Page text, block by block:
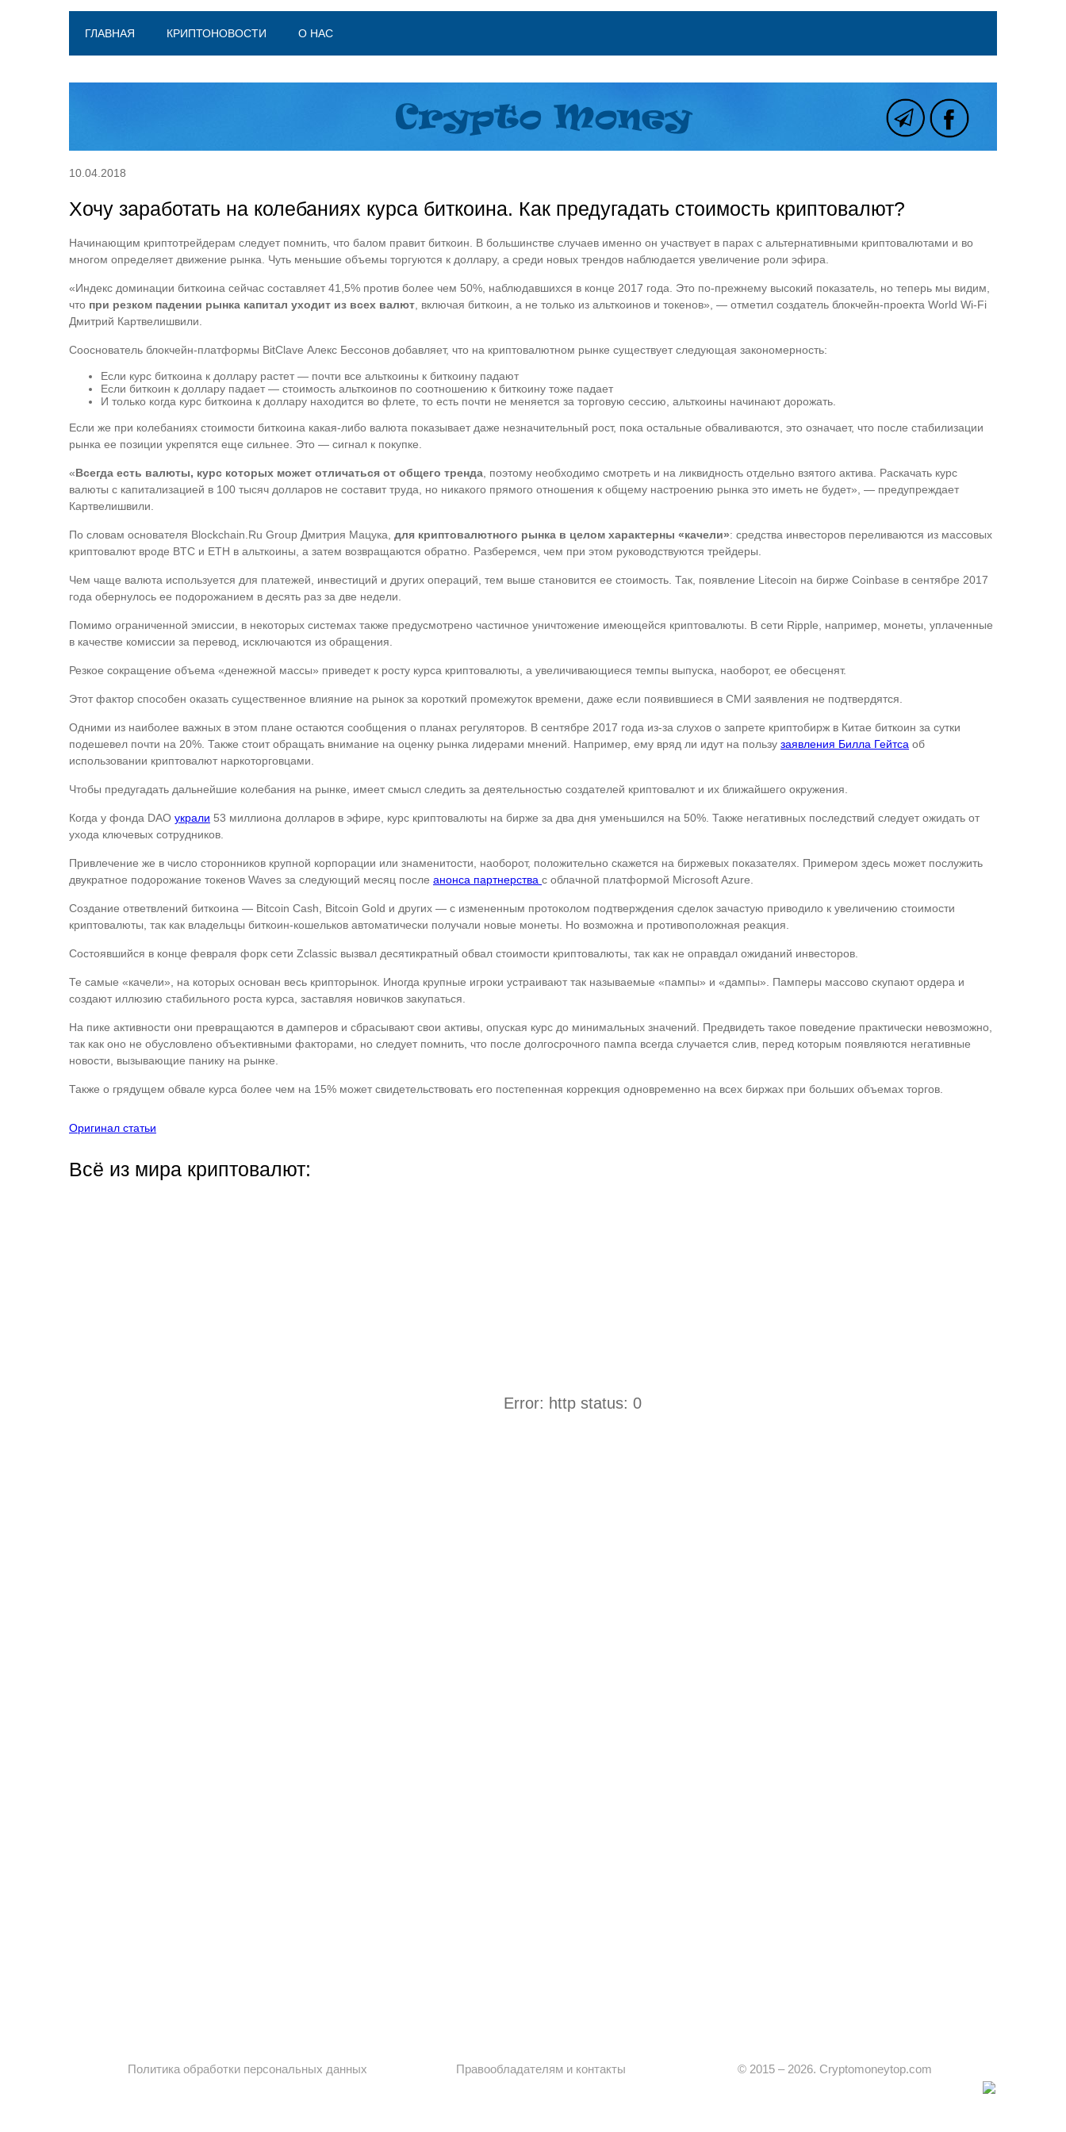
ГЛАВНАЯ КРИПТОНОВОСТИ О НАС
10.04.2018
Хочу заработать на колебаниях курса биткоина. Как предугадать стоимость криптовалют?
Начинающим криптотрейдерам следует помнить, что балом правит биткоин. В большинстве случаев именно он участвует в парах с альтернативными криптовалютами и во
многом определяет движение рынка. Чуть меньшие объемы торгуются к доллару, а среди новых трендов наблюдается увеличение роли эфира.
«Индекс доминации биткоина сейчас составляет 41,5% против более чем 50%, наблюдавшихся в конце 2017 года. Это по-прежнему высокий показатель, но теперь мы видим,
что при резком падении рынка капитал уходит из всех валют , включая биткоин, а не только из альткоинов и токенов», — отметил создатель блокчейн-проекта World Wi-Fi
Дмитрий Картвелишвили.
Сооснователь блокчейн-платформы BitClave Алекс Бессонов добавляет, что на криптовалютном рынке существует следующая закономерность:
Если курс биткоина к доллару растет — почти все альткоины к биткоину падают
Если биткоин к доллару падает — стоимость альткоинов по соотношению к биткоину тоже падает
И только когда курс биткоина к доллару находится во флете, то есть почти не меняется за торговую сессию, альткоины начинают дорожать.
Если же при колебаниях стоимости биткоина какая-либо валюта показывает даже незначительный рост, пока остальные обваливаются, это означает, что после стабилизации
рынка ее позиции укрепятся еще сильнее. Это — сигнал к покупке.
«Всегда есть валюты, курс которых может отличаться от общего тренда , поэтому необходимо смотреть и на ликвидность отдельно взятого актива. Раскачать курс
валюты с капитализацией в 100 тысяч долларов не составит труда, но никакого прямого отношения к общему настроению рынка это иметь не будет», — предупреждает
Картвелишвили.
По словам основателя Blockchain.Ru Group Дмитрия Мацука, для криптовалютного рынка в целом характерны «качели»: средства инвесторов переливаются из массовых
криптовалют вроде BTC и ETH в альткоины, а затем возвращаются обратно. Разберемся, чем при этом руководствуются трейдеры.
Чем чаще валюта используется для платежей, инвестиций и других операций, тем выше становится ее стоимость. Так, появление Litecoin на бирже Coinbase в сентябре 2017
года обернулось ее подорожанием в десять раз за две недели.
Помимо ограниченной эмиссии, в некоторых системах также предусмотрено частичное уничтожение имеющейся криптовалюты. В сети Ripple, например, монеты, уплаченные
в качестве комиссии за перевод, исключаются из обращения.
Резкое сокращение объема «денежной массы» приведет к росту курса криптовалюты, а увеличивающиеся темпы выпуска, наоборот, ее обесценят.
Этот фактор способен оказать существенное влияние на рынок за короткий промежуток времени, даже если появившиеся в СМИ заявления не подтвердятся.
Одними из наиболее важных в этом плане остаются сообщения о планах регуляторов. В сентябре 2017 года из-за слухов о запрете криптобирж в Китае биткоин за сутки
подешевел почти на 20%. Также стоит обращать внимание на оценку рынка лидерами мнений. Например, ему вряд ли идут на пользу заявления Билла Гейтса об
использовании криптовалют наркоторговцами.
Чтобы предугадать дальнейшие колебания на рынке, имеет смысл следить за деятельностью создателей криптовалют и их ближайшего окружения.
Когда у фонда DAO украли 53 миллиона долларов в эфире, курс криптовалюты на бирже за два дня уменьшился на 50%. Также негативных последствий следует ожидать от
ухода ключевых сотрудников.
Привлечение же в число сторонников крупной корпорации или знаменитости, наоборот, положительно скажется на биржевых показателях. Примером здесь может послужить
двукратное подорожание токенов Waves за следующий месяц после анонса партнерства с облачной платформой Microsoft Azure.
Создание ответвлений биткоина — Bitcoin Cash, Bitcoin Gold и других — с измененным протоколом подтверждения сделок зачастую приводило к увеличению стоимости
криптовалюты, так как владельцы биткоин-кошельков автоматически получали новые монеты. Но возможна и противоположная реакция.
Состоявшийся в конце февраля форк сети Zclassic вызвал десятикратный обвал стоимости криптовалюты, так как не оправдал ожиданий инвесторов.
Те самые «качели», на которых основан весь крипторынок. Иногда крупные игроки устраивают так называемые «пампы» и «дампы». Памперы массово скупают ордера и
создают иллюзию стабильного роста курса, заставляя новичков закупаться.
На пике активности они превращаются в дамперов и сбрасывают свои активы, опуская курс до минимальных значений. Предвидеть такое поведение практически невозможно,
так как оно не обусловлено объективными факторами, но следует помнить, что после долгосрочного пампа всегда случается слив, перед которым появляются негативные
новости, вызывающие панику на рынке.
Также о грядущем обвале курса более чем на 15% может свидетельствовать его постепенная коррекция одновременно на всех биржах при больших объемах торгов.
Оригинал статьи
Всё из мира криптовалют:
Error: http status: 0
Политика обработки персональных данных Правообладателям и контакты © 2015 – 2026. Cryptomoneytop.com